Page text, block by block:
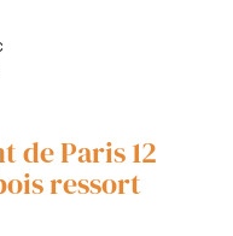
de Paris 12
ressort